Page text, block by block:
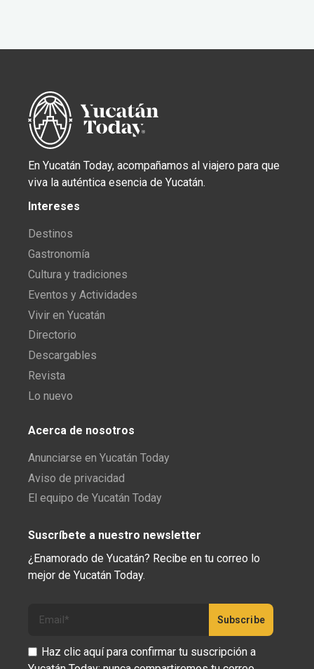
En Yucatán Today, acompañamos al viajero para que
viva la auténtica esencia de Yucatán.
Intereses
Destinos
Gastronomía
Cultura y tradiciones
Eventos y Actividades
Vivir en Yucatán
Directorio
Descargables
Revista
Lo nuevo
Acerca de nosotros
Anunciarse en Yucatán Today
Aviso de privacidad
El equipo de Yucatán Today
Suscríbete a nuestro newsletter
¿Enamorado de Yucatán? Recibe en tu correo lo
mejor de Yucatán Today.
Haz clic aquí para confirmar tu suscripción a